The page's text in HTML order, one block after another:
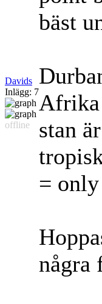
Davids
Inlägg: 7
offline
bäst
Afrika
stan
=
några